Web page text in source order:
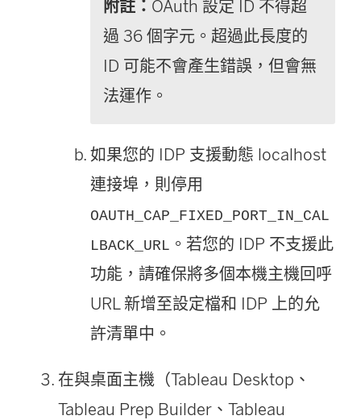
開
啟
啟
)
窗
開
附註： OAuth 設定 ID 不得超
過 36 個字元。超過此長度的
ID 可能不會產生錯誤，但會無
法運作。
如果您的 IDP 支援動態 localhost
連接埠，則停用
OAUTH_CAP_FIXED_PORT_IN_CAL
LBACK_URL 。若您的 IDP 不支援此
功能，請確保將多個本機主機回呼
URL 新增至設定檔和 IDP 上的允
許清單中。
在與桌面主機（Tableau Desktop、
Tableau Prep Builder、Tableau